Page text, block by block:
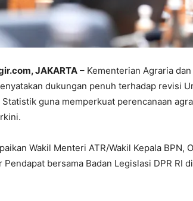
JAKARTA – Kementerian Agraria
dukungan penuh terhadap revisi
guna memperkuat perencanaan
Wakil Menteri ATR/Wakil Kepala BPN,
Pendapat bersama Badan Legislasi DPR RI